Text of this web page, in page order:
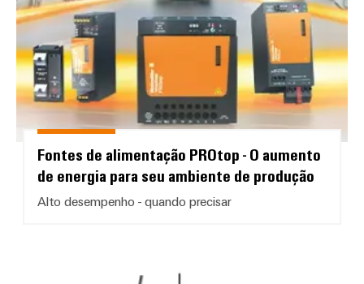
Fontes de alimentação PROtop - O aumento
de energia para seu ambiente de produção
Alto desempenho - quando precisar